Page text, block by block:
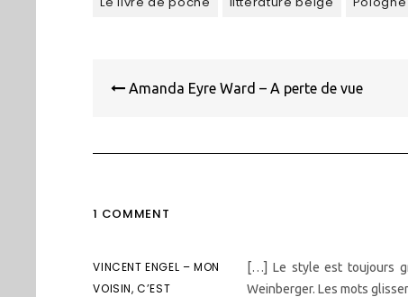
de
Amanda Eyre Ward – A perte de vue
1 COMMENT
VINCENT ENGEL – MON
VOISIN, C’EST
[…] Le style est toujours
Weinberger. Les mots